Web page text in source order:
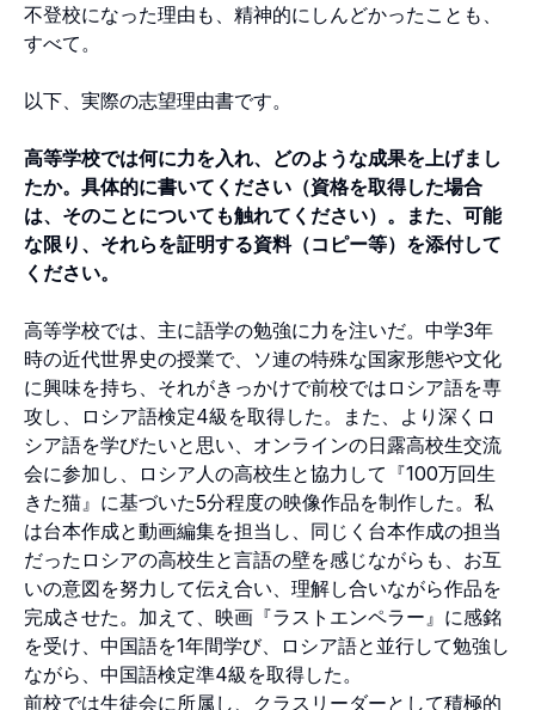
不登校になった理由も、精神的にしんどかったことも、
すべて。
以下、実際の志望理由書です。
高等学校では何に力を入れ、どのような成果を上げまし
たか。具体的に書いてください（資格を取得した場合
は、そのことについても触れてください）。また、可能
な限り、それらを証明する資料（コピー等）を添付して
ください。
高等学校では、主に語学の勉強に力を注いだ。中学3年
時の近代世界史の授業で、ソ連の特殊な国家形態や文化
に興味を持ち、それがきっかけで前校ではロシア語を専
攻し、ロシア語検定4級を取得した。また、より深くロ
シア語を学びたいと思い、オンラインの日露高校生交流
会に参加し、ロシア人の高校生と協力して『100万回生
きた猫』に基づいた5分程度の映像作品を制作した。私
は台本作成と動画編集を担当し、同じく台本作成の担当
だったロシアの高校生と言語の壁を感じながらも、お互
いの意図を努力して伝え合い、理解し合いながら作品を
完成させた。加えて、映画『ラストエンペラー』に感銘
を受け、中国語を1年間学び、ロシア語と並行して勉強し
ながら、中国語検定準4級を取得した。
前校では生徒会に所属し、クラスリーダーとして積極的